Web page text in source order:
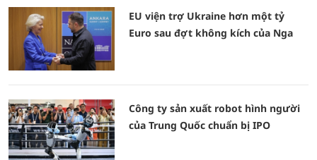
EU viện trợ Ukraine hơn một tỷ
Euro sau đợt không kích của Nga
Công ty sản xuất robot hình người
của Trung Quốc chuẩn bị IPO